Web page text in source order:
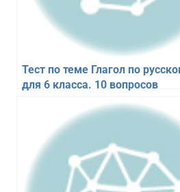
Тест по теме Глагол по
для 6 класса. 10 вопросов